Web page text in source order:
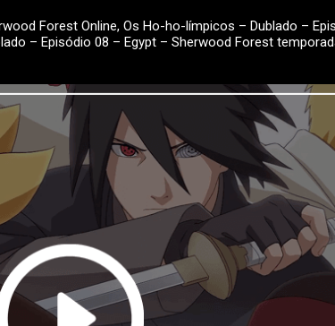
Forest Online, Os Ho-ho-límpicos – Dublado –
– Episódio 08 – Egypt – Sherwood Forest